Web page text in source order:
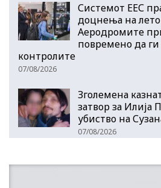
Системот ЕЕС
доцнења на
Аеродромите
повремено да ги
контролите
07/08/2026
Зголемена
затвор за Илија
убиство на
07/08/2026